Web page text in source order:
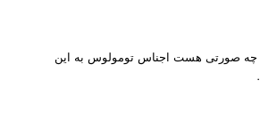
چه صورتی هست اجناس تومولوس به این